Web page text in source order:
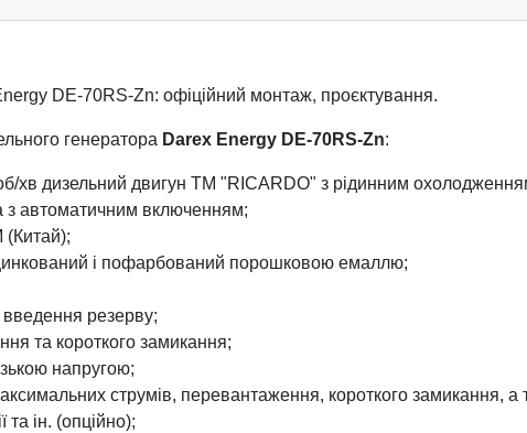
DE-70RS-Zn: офіційний монтаж, проєктування.
генератора Darex Energy DE-70RS-Zn:
хв дизельний двигун ТМ "RICARDO" з рідинним
з автоматичним включенням;
(Китай);
і пофарбований порошковою емаллю;
резерву;
та короткого замикання;
напругою;
струмів, перевантаження, короткого замикання, а
та ін. (опційно);